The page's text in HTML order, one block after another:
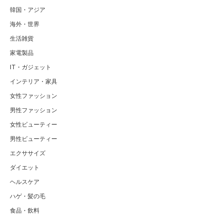
韓国・アジア
海外・世界
生活雑貨
家電製品
IT・ガジェット
インテリア・家具
女性ファッション
男性ファッション
女性ビューティー
男性ビューティー
エクササイズ
ダイエット
ヘルスケア
ハゲ・髪の毛
食品・飲料